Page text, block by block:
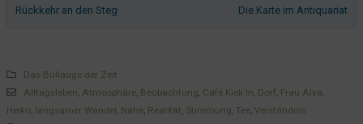
Rückkehr an den Steg
Die Karte im Antiquariat
Das Bullauge der Zeit
Alltagsleben Atmosphäre, Beobachtung Café Kiek In Dorf Frau Alva
Heiko langsamer Wandel Nähe Realität Stimmung Tee Verständnis